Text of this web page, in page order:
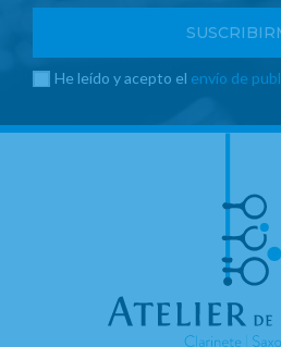
He leído y acepto el envío de